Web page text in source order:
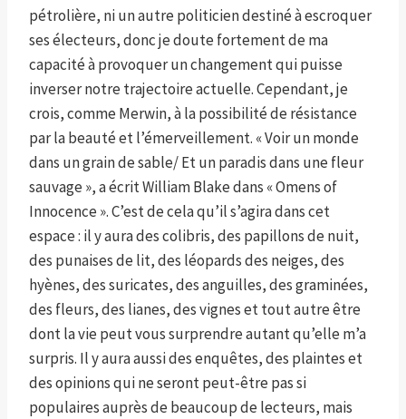
pétrolière, ni un autre politicien destiné à escroquer
ses électeurs, donc je doute fortement de ma
capacité à provoquer un changement qui puisse
inverser notre trajectoire actuelle. Cependant, je
crois, comme Merwin, à la possibilité de résistance
par la beauté et l’émerveillement. « Voir un monde
dans un grain de sable/ Et un paradis dans une fleur
sauvage », a écrit William Blake dans « Omens of
Innocence ». C’est de cela qu’il s’agira dans cet
espace : il y aura des colibris, des papillons de nuit,
des punaises de lit, des léopards des neiges, des
hyènes, des suricates, des anguilles, des graminées,
des fleurs, des lianes, des vignes et tout autre être
dont la vie peut vous surprendre autant qu’elle m’a
surpris. Il y aura aussi des enquêtes, des plaintes et
des opinions qui ne seront peut-être pas si
populaires auprès de beaucoup de lecteurs, mais